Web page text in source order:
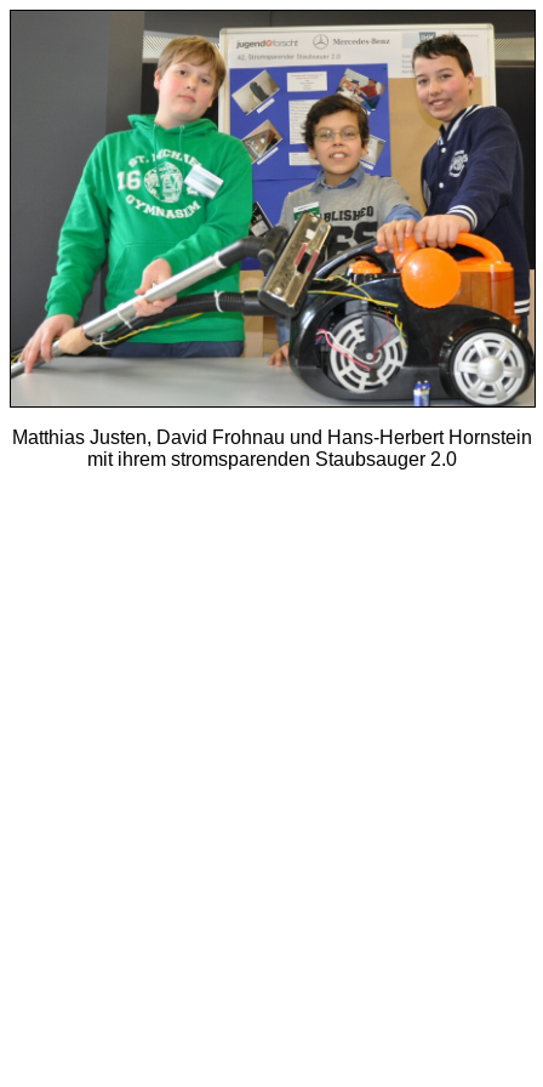
Matthias Justen, David Frohnau und Hans-Herbert Hornstein
mit ihrem stromsparenden Staubsauger 2.0